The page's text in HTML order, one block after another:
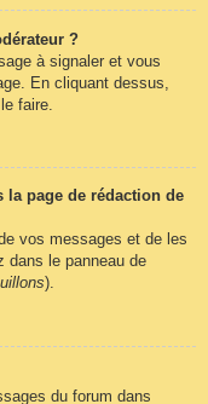
?
à signaler et vous
En cliquant dessus,
faire.
la page de rédaction de
vos messages et de les
dans le panneau de
).
du forum dans